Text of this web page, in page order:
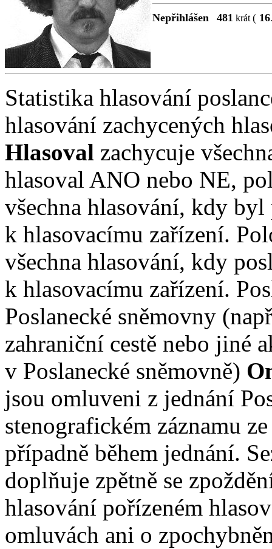
Nepřihlášen 481 krát ( 16
Statistika hlasování
hlasování zachycených
Hlasoval zachycuje
hlasoval ANO nebo NE,
všechna hlasování, kdy byl
k hlasovacímu zařízení.
všechna hlasování, kdy
k hlasovacímu zařízení.
Poslanecké sněmovny
zahraniční cestě nebo jiné
v Poslanecké sněmovně)
jsou omluveni z jednání
stenografickém záznamu
případně během jednání.
doplňuje zpětně se
hlasování pořízeném
omluvách ani o